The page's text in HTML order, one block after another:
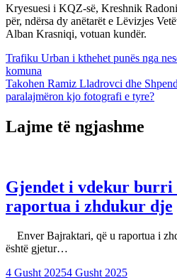
Kryesuesi i KQZ-së, Kreshnik
për, ndërsa dy anëtarët e Lëvizjes
Alban Krasniqi, votuan kundër.
Lëvizje
te
postimet
Trafiku Urban i kthehet punës nga
komuna
Takohen Ramiz Lladrovci dhe
paralajmëron kjo fotografi e tyre?
Lajme të ngjashme
Gjendet i vdekur burri
raportua i zhdukur dje
Enver Bajraktari, që u raportua i
është gjetur…
4 Gusht 20254 Gusht 2025